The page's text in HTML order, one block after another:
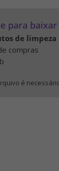
para baixar
de limpeza
compras
é